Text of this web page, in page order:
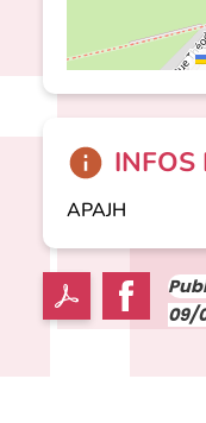
INFOS
APAJH
09/